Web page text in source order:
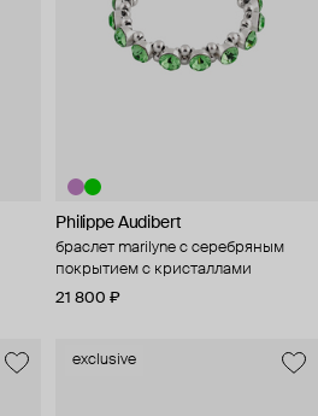
Philippe Audibert
браслет marilyne с серебряным
покрытием с кристаллами
21 800 ₽
exclusive